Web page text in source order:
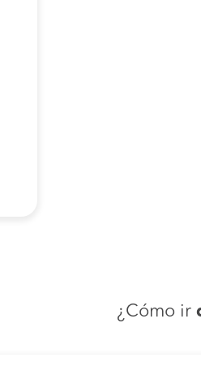
¿Cómo ir